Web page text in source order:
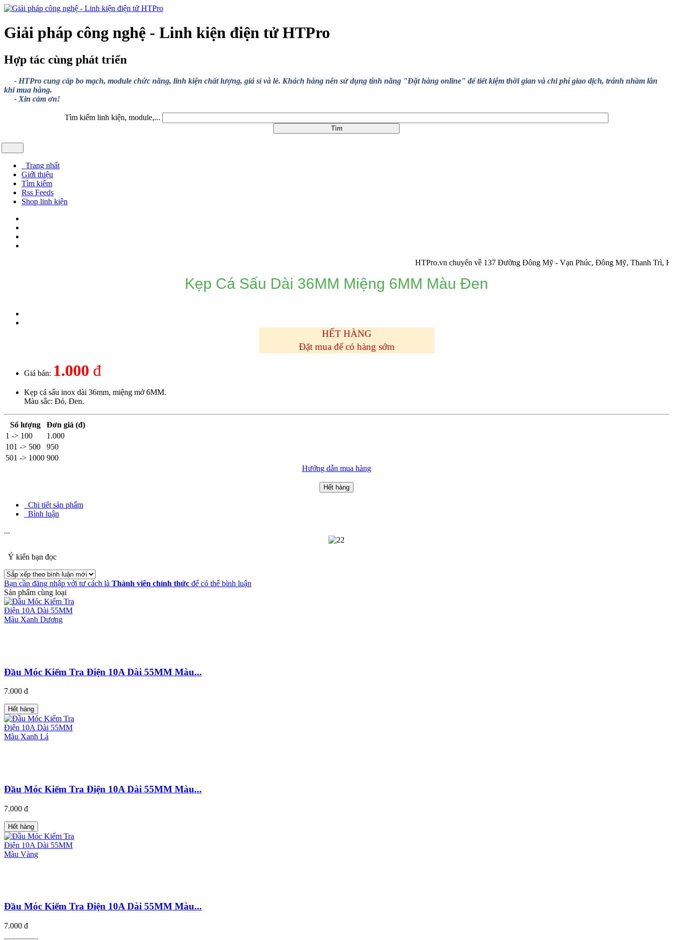
Giải pháp công nghệ - Linh kiện điện tử HTPro
Hợp tác cùng phát triển
- HTPro cung cấp bo mạch, module chức năng, linh kiện chất lượng, giá sỉ và lẻ. Khách hàng nên sử dụng tính năng "Đặt hàng online" để tiết kiệm thời gian và chi phí giao dịch, tránh nhầm lẫn
khi mua hàng.
- Xin cảm ơn!
Tìm kiếm linh kiện, module,...
Trang nhất
Giới thiệu
Tìm kiếm
Rss Feeds
Shop linh kiện
HTPro.vn chuyển về 137 Đường Đông Mỹ - Vạn Phúc, Đông Mỹ, Thanh Trì, Hà Nội.
Kẹp Cá Sấu Dài 36MM Miệng 6MM Màu Đen
HẾT HÀNG
Đặt mua để có hàng sớm
Giá bán: 1.000 đ
Kẹp cá sấu inox dài 36mm, miệng mở 6MM.
Màu sắc: Đỏ, Đen.
Số lượng
Đơn giá (đ)
1 -> 100
1.000
101 -> 500
950
501 -> 1000 900
Hướng dẫn mua hàng
Hết hàng
Chi tiết sản phẩm
Bình luận
...
Ý kiến bạn đọc
Bạn cần đăng nhập với tư cách là Thành viên chính thức để có thể bình luận
Sản phẩm cùng loại
Đầu Móc Kiểm Tra Điện 10A Dài 55MM Màu...
7.000 đ
Hết hàng
Đầu Móc Kiểm Tra Điện 10A Dài 55MM Màu...
7.000 đ
Hết hàng
Đầu Móc Kiểm Tra Điện 10A Dài 55MM Màu...
7.000 đ